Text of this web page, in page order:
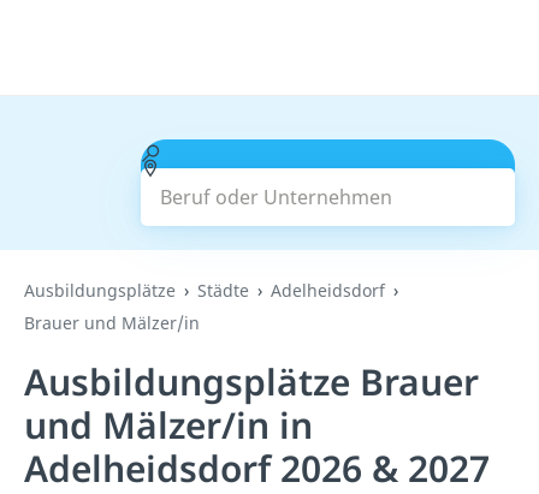
Beruf oder Unternehmen
Suchen
Ausbildungsplätze Städte
Adelheidsdorf
Brauer und Mälzer/in
Ausbildungsplätze Brauer
und Mälzer/in in
Adelheidsdorf 2026 & 2027